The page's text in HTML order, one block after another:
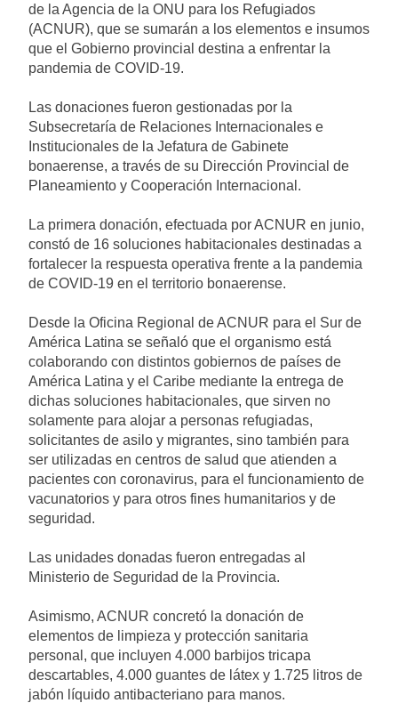
de la Agencia de la ONU para los Refugiados
(ACNUR), que se sumarán a los elementos e insumos
que el Gobierno provincial destina a enfrentar la
pandemia de COVID-19.
Las donaciones fueron gestionadas por la
Subsecretaría de Relaciones Internacionales e
Institucionales de la Jefatura de Gabinete
bonaerense, a través de su Dirección Provincial de
Planeamiento y Cooperación Internacional.
La primera donación, efectuada por ACNUR en junio,
constó de 16 soluciones habitacionales destinadas a
fortalecer la respuesta operativa frente a la pandemia
de COVID-19 en el territorio bonaerense.
Desde la Oficina Regional de ACNUR para el Sur de
América Latina se señaló que el organismo está
colaborando con distintos gobiernos de países de
América Latina y el Caribe mediante la entrega de
dichas soluciones habitacionales, que sirven no
solamente para alojar a personas refugiadas,
solicitantes de asilo y migrantes, sino también para
ser utilizadas en centros de salud que atienden a
pacientes con coronavirus, para el funcionamiento de
vacunatorios y para otros fines humanitarios y de
seguridad.
Las unidades donadas fueron entregadas al
Ministerio de Seguridad de la Provincia.
Asimismo, ACNUR concretó la donación de
elementos de limpieza y protección sanitaria
personal, que incluyen 4.000 barbijos tricapa
descartables, 4.000 guantes de látex y 1.725 litros de
jabón líquido antibacteriano para manos.